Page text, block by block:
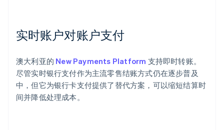
实时账户对账户支付
澳大利亚的 New Payments Platform 支持即时转账。
尽管实时银行支付作为主流零售结账方式仍在逐步普及
中，但它为银行卡支付提供了替代方案，可以缩短结算时
间并降低处理成本。